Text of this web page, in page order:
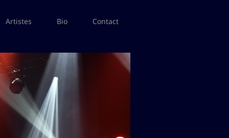
Artistes Bio Contact